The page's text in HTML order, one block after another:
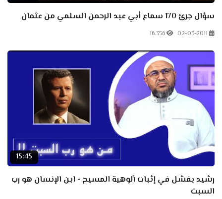
سؤال جرئ 170 سماع أبي عبد الرحمن السلمي من عثمان
02-03-2011
16.356
15:45
رشيد يفشل في إثبات ألوهية المسيح - ابن الإنسان هو رب
السبت